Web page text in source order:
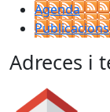
Agenda
Publicacions
Adreces i